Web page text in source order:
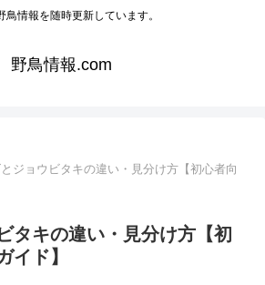
鳥情報を随時更新しています。
野鳥情報.com
ジョウビタキの違い・見分け方【初心者向
タキの違い・見分け方【初
イド】